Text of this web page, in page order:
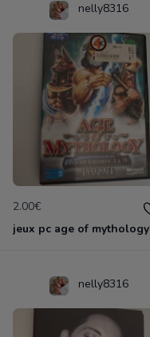
nelly8316
2.00€
jeux pc age of mythology
nelly8316